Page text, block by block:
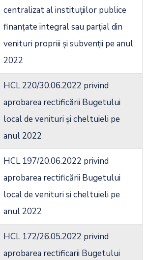
centralizat al instituțiilor publice
finanțate integral sau parțial din
venituri propriii și subvenții pe anul
2022
HCL 220/30.06.2022 privind
aprobarea rectificării Bugetului
local de venituri și cheltuieli pe
anul 2022
HCL 197/20.06.2022 privind
aprobarea rectificării Bugetului
local de venituri si cheltuieli pe
anul 2022
HCL 172/26.05.2022 privind
aprobarea rectificarii Bugetului